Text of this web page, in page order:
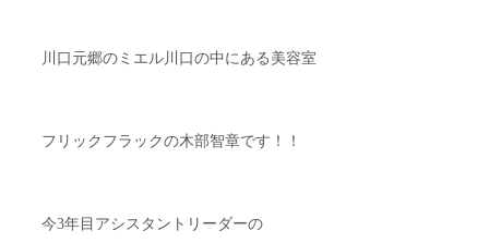
川口元郷のミエル川口の中にある美容室
フリックフラックの木部智章です！！
今3年目アシスタントリーダーの